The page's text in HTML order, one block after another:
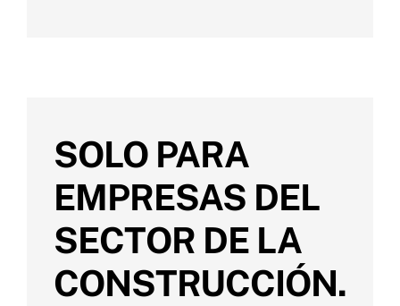
SOLO PARA
EMPRESAS DEL
SECTOR DE LA
CONSTRUCCIÓN.